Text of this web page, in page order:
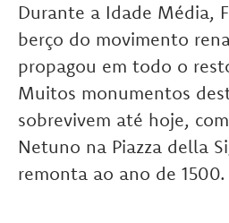
Durante a Idade Média,
berço do movimento
propagou em todo o
Muitos monumentos
sobrevivem até hoje,
Netuno na Piazza della
remonta ao ano de 1500.